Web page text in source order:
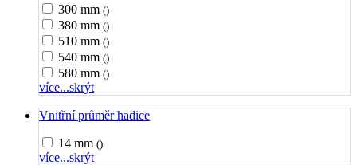
300 mm ()
380 mm ()
510 mm ()
540 mm ()
580 mm ()
více...skrýt
Vnitřní průměr hadice
14 mm ()
více...skrýt